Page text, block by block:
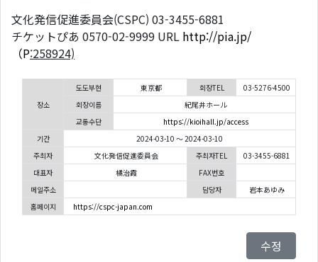
文化発信促進委員会(CSPC) 03-3455-6881
チケットぴあ 0570-02-9999 URL http://pia.jp/
（P:258924)
장소
도도부현 東京都 회장TEL
03-5276-4500
회장이름
紀尾井ホール
교통수단
https://kioihall.jp/access
기간
2024-03-10 ～ 2024-03-10
주최자
文化発信促進委員会 주최자TEL
03-3455-6881
대표자
橘治霞
FAX번호
메일주소
담당자
岩本あゆみ
홈페이지
https://cspc-japan.com
수정